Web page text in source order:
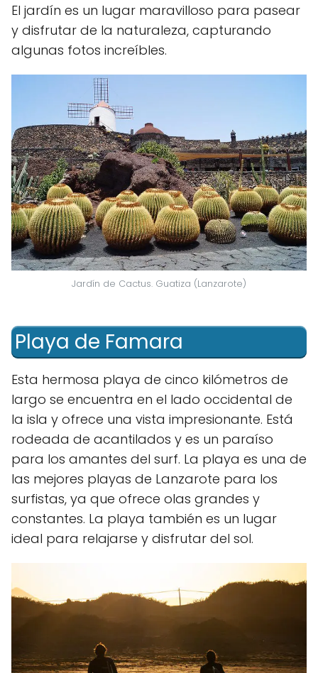
El jardín es un lugar maravilloso para pasear
y disfrutar de la naturaleza, capturando
algunas fotos increíbles.
Jardín de Cactus. Guatiza (Lanzarote)
Playa de Famara
Esta hermosa playa de cinco kilómetros de
largo se encuentra en el lado occidental de
la isla y ofrece una vista impresionante. Está
rodeada de acantilados y es un paraíso
para los amantes del surf. La playa es una de
las mejores playas de Lanzarote para los
surfistas, ya que ofrece olas grandes y
constantes. La playa también es un lugar
ideal para relajarse y disfrutar del sol.